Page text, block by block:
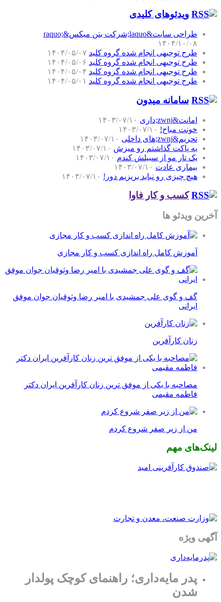
ویدئوهای کلیدی
طراحی سایت&laquo;شرکت بتن میکس&raquo;
۱۴۰۴/۱۰/۰۸
طرح توجیهی انجام شده گروه کلید ۱۴۰۴/۰۵/۰۷
طرح توجیهی انجام شده گروه کلید ۱۴۰۴/۰۵/۰۶
طرح توجیهی انجام شده گروه کلید ۱۴۰۴/۰۵/۰۴
طرح توجیهی انجام شده گروه کلید ۱۴۰۴/۰۵/۰۱
سامانه میدون
امانت&zwnj;داری
۱۴۰۳/۰۷/۱۰
خونت مباح! ۱۴۰۳/۰۷/۱۰
تحریم&zwnj;های داخلی
۱۴۰۳/۰۷/۱۰
یه پاکت گذاشتم رو میزش ۱۴۰۳/۰۷/۱۰
یک تار مو از سبیلش کندم ۱۴۰۳/۰۷/۱۰
بیماری عادت ۱۴۰۳/۰۷/۱۰
هیچ چیزی رو نباید بریزیم دور! ۱۴۰۳/۰۷/۱۰
کسب و کار فاوا
آخرین ویدئو ها
آموزش کامل راه اندازی کسب و کار مجازی
گف و گوی علی جمشیدی با امیر رضا وثوقیان جوان موفق
ایرانی
زنان کارآفرین
مصاحبه با یکی از موفق ترین زنان کارآفرین ایران دکتر
فاطمه مقیمی
من از زیر صفر شروع کردم
لینک‌های مهم
آگهی ویژه
پدر مایه‌داری؛ راهنمای کوچک پولدار
شدن